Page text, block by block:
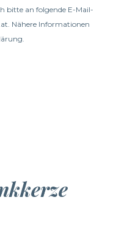
bitte an folgende E-Mail-
Nähere Informationen